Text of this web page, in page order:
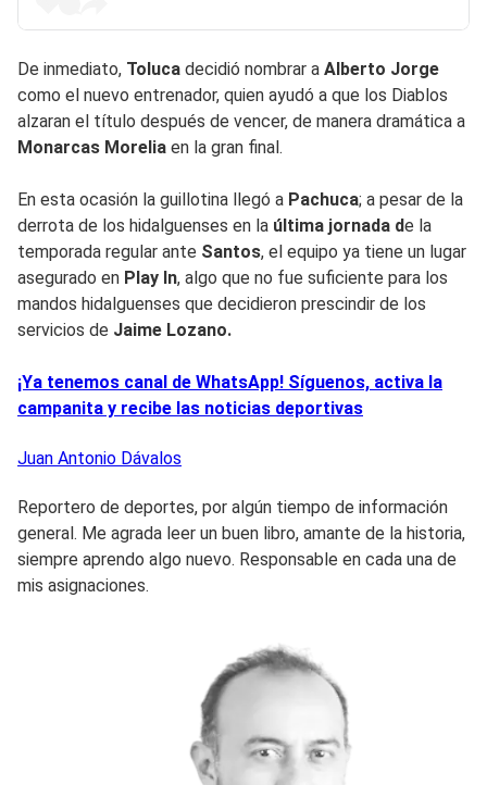
De inmediato, Toluca decidió nombrar a Alberto Jorge
como el nuevo entrenador, quien ayudó a que los Diablos
alzaran el título después de vencer, de manera dramática a
Monarcas Morelia en la gran final.
En esta ocasión la guillotina llegó a Pachuca; a pesar de la
derrota de los hidalguenses en la última jornada de la
temporada regular ante Santos, el equipo ya tiene un lugar
asegurado en Play In, algo que no fue suficiente para los
mandos hidalguenses que decidieron prescindir de los
servicios de Jaime Lozano.
¡Ya tenemos canal de WhatsApp! Síguenos, activa la
campanita y recibe las noticias deportivas
Juan Antonio Dávalos
Reportero de deportes, por algún tiempo de información
general. Me agrada leer un buen libro, amante de la historia,
siempre aprendo algo nuevo. Responsable en cada una de
mis asignaciones.